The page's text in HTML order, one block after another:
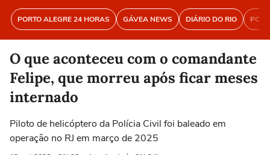
PORTO ALEGRE 24 HORAS GÁVEA NEWS DIÁRIO DO RIO
O que aconteceu com o comandante
Felipe, que morreu após ficar meses
internado
Piloto de helicóptero da Polícia Civil foi baleado em
operação no RJ em março de 2025